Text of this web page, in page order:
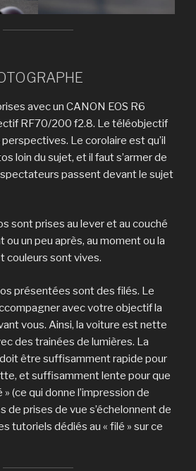
avec un CANON EOS R6
RF70/200 f2.8. Le téléobjectif
Le corolaire est qu’il
loin du sujet, et il faut s’armer de
passent devant le sujet
sont prises au lever et au couché
ou un peu après, au moment ou la
couleurs sont vives.
présentées sont des filés. Le
avec votre objectif la
vous. Ainsi, la voiture est nette
des trainées de lumières. La
être suffisamment rapide pour
et suffisamment lente pour que
» (ce qui donne l’impression de
de prises de vue s’échelonnent de
tutoriels dédiés au « filé » sur ce